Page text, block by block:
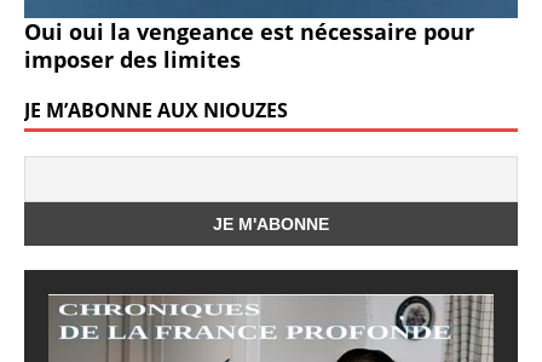
Oui oui la vengeance est nécessaire pour
imposer des limites
JE M’ABONNE AUX NIOUZES